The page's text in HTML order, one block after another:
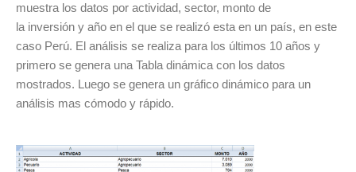
muestra los datos por actividad, sector, monto de
la inversión y año en el que se realizó esta en un país, en este
caso Perú. El análisis se realiza para los últimos 10 años y
primero se genera una Tabla dinámica con los datos
mostrados. Luego se genera un gráfico dinámico para un
análisis mas cómodo y rápido.